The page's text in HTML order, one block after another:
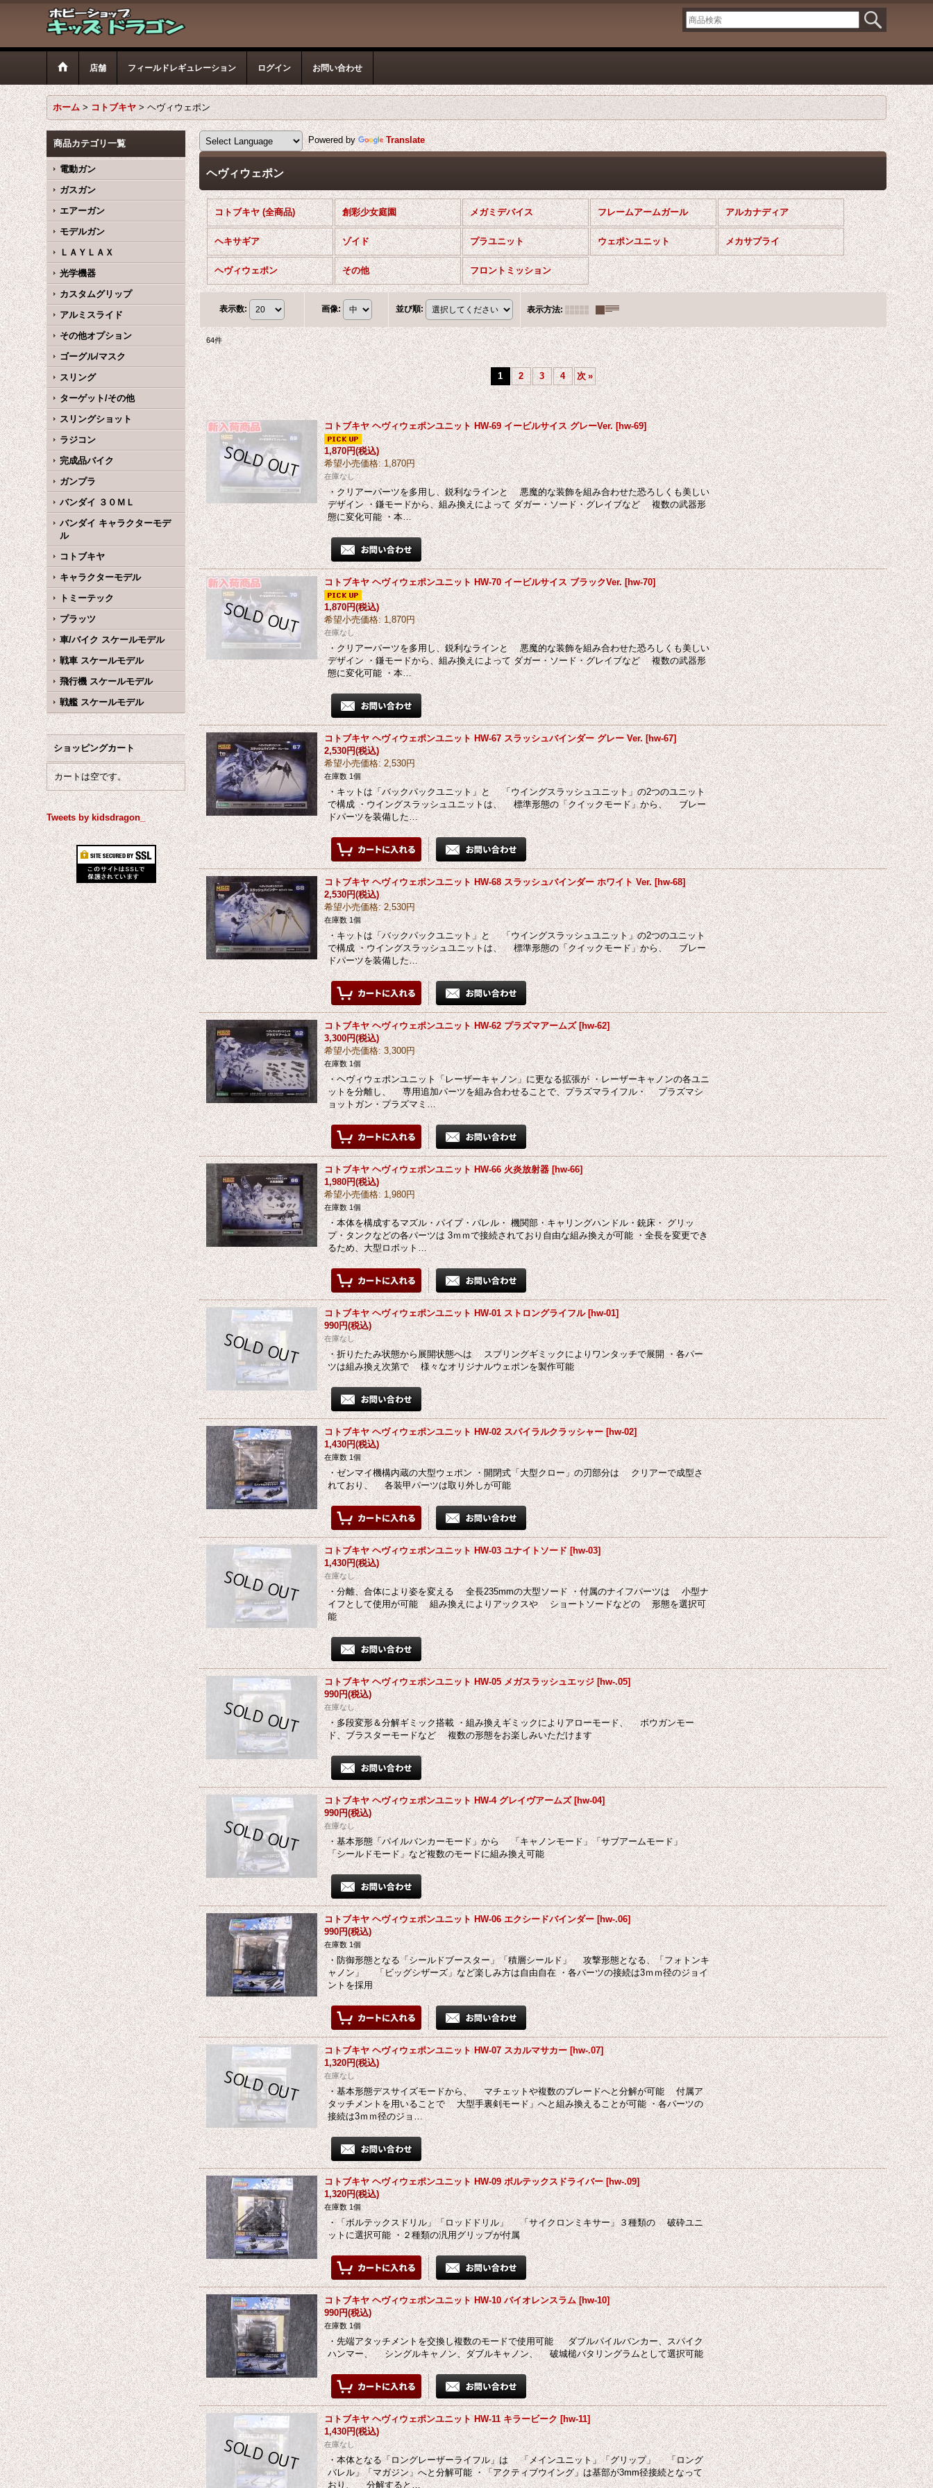
店舗 フィールドレギュレーション ログイン お問い合わせ
ホーム > コトブキヤ > ヘヴィウェポン
商品カテゴリ一覧
電動ガン
ガスガン
エアーガン
モデルガン
ＬＡＹＬＡＸ
光学機器
カスタムグリップ
アルミスライド
その他オプション
ゴーグル/マスク
スリング
ターゲット/その他
スリングショット
ラジコン
完成品バイク
ガンプラ
バンダイ ３０ＭＬ
バンダイ キャラクターモデ
ル
コトブキヤ
キャラクターモデル
トミーテック
プラッツ
車/バイク スケールモデル
戦車 スケールモデル
飛行機 スケールモデル
戦艦 スケールモデル
ショッピングカート
カートは空です。
Tweets by kidsdragon_
Powered by Translate
ヘヴィウェポン
コトブキヤ (全商品) 創彩少女庭園 メガミデバイス フレームアームガール アルカナディア
ヘキサギア ゾイド プラユニット ウェポンユニット メカサプライ
ヘヴィウェポン その他 フロントミッション
表示数: 画像: 並び順: 表示方法:
64件
1 2 3 4 次 »
コトブキヤ ヘヴィウェポンユニット HW-69 イービルサイス グレーVer. [hw-69]
1,870円(税込)
希望小売価格: 1,870円
在庫なし
・クリアーパーツを多用し、鋭利なラインと 悪魔的な装飾を組み合わせた恐ろしくも美しい
デザイン ・鎌モードから、組み換えによって ダガー・ソード・グレイブなど 複数の武器形
態に変化可能 ・本…
コトブキヤ ヘヴィウェポンユニット HW-70 イービルサイス ブラックVer. [hw-70]
1,870円(税込)
希望小売価格: 1,870円
在庫なし
・クリアーパーツを多用し、鋭利なラインと 悪魔的な装飾を組み合わせた恐ろしくも美しい
デザイン ・鎌モードから、組み換えによって ダガー・ソード・グレイブなど 複数の武器形
態に変化可能 ・本…
コトブキヤ ヘヴィウェポンユニット HW-67 スラッシュバインダー グレー Ver. [hw-67]
2,530円(税込)
希望小売価格: 2,530円
在庫数 1個
・キットは「バックパックユニット」と 「ウイングスラッシュユニット」の2つのユニット
で構成 ・ウイングスラッシュユニットは、 標準形態の「クイックモード」から、 ブレー
ドパーツを装備した…
コトブキヤ ヘヴィウェポンユニット HW-68 スラッシュバインダー ホワイト Ver. [hw-68]
2,530円(税込)
希望小売価格: 2,530円
在庫数 1個
・キットは「バックパックユニット」と 「ウイングスラッシュユニット」の2つのユニット
で構成 ・ウイングスラッシュユニットは、 標準形態の「クイックモード」から、 ブレー
ドパーツを装備した…
コトブキヤ ヘヴィウェポンユニット HW-62 プラズマアームズ [hw-62]
3,300円(税込)
希望小売価格: 3,300円
在庫数 1個
・ヘヴィウェポンユニット「レーザーキャノン」に更なる拡張が ・レーザーキャノンの各ユニ
ットを分離し、 専用追加パーツを組み合わせることで、プラズマライフル・ プラズマシ
ョットガン・プラズマミ…
コトブキヤ ヘヴィウェポンユニット HW-66 火炎放射器 [hw-66]
1,980円(税込)
希望小売価格: 1,980円
在庫数 1個
・本体を構成するマズル・パイプ・バレル・ 機関部・キャリングハンドル・銃床・ グリッ
プ・タンクなどの各パーツは 3ｍｍで接続されており自由な組み換えが可能 ・全長を変更でき
るため、大型ロボット…
コトブキヤ ヘヴィウェポンユニット HW-01 ストロングライフル [hw-01]
990円(税込)
在庫なし
・折りたたみ状態から展開状態へは スプリングギミックによりワンタッチで展開 ・各パー
ツは組み換え次第で 様々なオリジナルウェポンを製作可能
コトブキヤ ヘヴィウェポンユニット HW-02 スパイラルクラッシャー [hw-02]
1,430円(税込)
在庫数 1個
・ゼンマイ機構内蔵の大型ウェポン ・開閉式「大型クロー」の刃部分は クリアーで成型さ
れており、 各装甲パーツは取り外しが可能
コトブキヤ ヘヴィウェポンユニット HW-03 ユナイトソード [hw-03]
1,430円(税込)
在庫なし
・分離、合体により姿を変える 全長235mmの大型ソード ・付属のナイフパーツは 小型ナ
イフとして使用が可能 組み換えによりアックスや ショートソードなどの 形態を選択可
能
コトブキヤ ヘヴィウェポンユニット HW-05 メガスラッシュエッジ [hw-.05]
990円(税込)
在庫なし
・多段変形＆分解ギミック搭載 ・組み換えギミックによりアローモード、 ボウガンモー
ド、ブラスターモードなど 複数の形態をお楽しみいただけます
コトブキヤ ヘヴィウェポンユニット HW-4 グレイヴアームズ [hw-04]
990円(税込)
在庫なし
・基本形態「パイルバンカーモード」から 「キャノンモード」「サブアームモード」
「シールドモード」など複数のモードに組み換え可能
コトブキヤ ヘヴィウェポンユニット HW-06 エクシードバインダー [hw-.06]
990円(税込)
在庫数 1個
・防御形態となる「シールドブースター」「積層シールド」 攻撃形態となる、「フォトンキ
ャノン」 「ビッグシザーズ」など楽しみ方は自由自在 ・各パーツの接続は3ｍｍ径のジョイ
ントを採用
コトブキヤ ヘヴィウェポンユニット HW-07 スカルマサカー [hw-.07]
1,320円(税込)
在庫なし
・基本形態デスサイズモードから、 マチェットや複数のブレードへと分解が可能 付属ア
タッチメントを用いることで 大型手裏剣モード」へと組み換えることが可能 ・各パーツの
接続は3ｍｍ径のジョ…
コトブキヤ ヘヴィウェポンユニット HW-09 ボルテックスドライバー [hw-.09]
1,320円(税込)
在庫数 1個
・「ボルテックスドリル」「ロッドドリル」 「サイクロンミキサー」３種類の 破砕ユニ
ットに選択可能 ・２種類の汎用グリップが付属
コトブキヤ ヘヴィウェポンユニット HW-10 バイオレンスラム [hw-10]
990円(税込)
在庫数 1個
・先端アタッチメントを交換し複数のモードで使用可能 ダブルパイルバンカー、スパイク
ハンマー、 シングルキャノン、ダブルキャノン、 破城槌バタリングラムとして選択可能
コトブキヤ ヘヴィウェポンユニット HW-11 キラービーク [hw-11]
1,430円(税込)
在庫なし
・本体となる「ロングレーザーライフル」は 「メインユニット」「グリップ」 「ロング
バレル」「マガジン」へと分解可能 ・「アクティブウイング」は基部が3mm径接続となって
おり、 分解すると…